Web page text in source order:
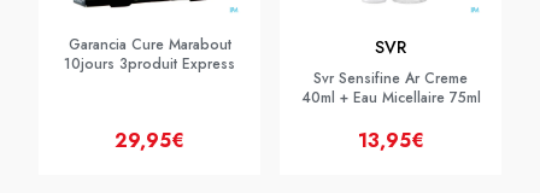
Garancia Cure Marabout
10jours 3produit Express
29,95€
SVR
Svr Sensifine Ar Creme
40ml + Eau Micellaire 75ml
13,95€